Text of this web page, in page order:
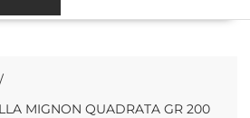
MIGNON QUADRATA GR 200